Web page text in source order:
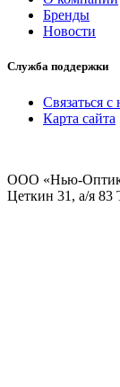
Бренды
Новости
Служба поддержки
Связаться с
Карта сайта
ООО «Нью-
Цеткин 31, а/я 83